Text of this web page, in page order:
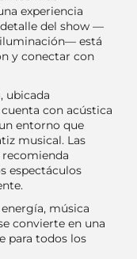
experiencia
del show —
está
y conectar con
, ubicada
cuenta con acústica
entorno que
musical. Las
recomienda
espectáculos
música
convierte en una
para todos los